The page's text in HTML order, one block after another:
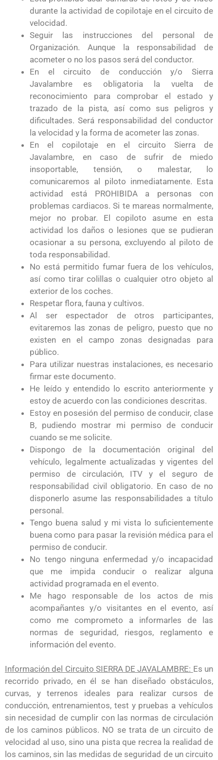
durante la actividad de copilotaje en el circuito de
velocidad.
Seguir las instrucciones del personal de
Organización. Aunque la responsabilidad de
acometer o no los pasos será del conductor.
En el circuito de conducción y/o Sierra
Javalambre es obligatoria la vuelta de
reconocimiento para comprobar el estado y
trazado de la pista, así como sus peligros y
dificultades. Será responsabilidad del conductor
la velocidad y la forma de acometer las zonas.
En el copilotaje en el circuito Sierra de
Javalambre, en caso de sufrir de miedo
insoportable, tensión, o malestar, lo
comunicaremos al piloto inmediatamente. Esta
actividad está PROHIBIDA a personas con
problemas cardiacos. Si te mareas normalmente,
mejor no probar. El copiloto asume en esta
actividad los daños o lesiones que se pudieran
ocasionar a su persona, excluyendo al piloto de
toda responsabilidad.
No está permitido fumar fuera de los vehículos,
así como tirar colillas o cualquier otro objeto al
exterior de los coches.
Respetar flora, fauna y cultivos.
Al ser espectador de otros participantes,
evitaremos las zonas de peligro, puesto que no
existen en el campo zonas designadas para
público.
Para utilizar nuestras instalaciones, es necesario
firmar este documento.
He leído y entendido lo escrito anteriormente y
estoy de acuerdo con las condiciones descritas.
Estoy en posesión del permiso de conducir, clase
B, pudiendo mostrar mi permiso de conducir
cuando se me solicite.
Dispongo de la documentación original del
vehículo, legalmente actualizadas y vigentes del
permiso de circulación, ITV y el seguro de
responsabilidad civil obligatorio. En caso de no
disponerlo asume las responsabilidades a título
personal.
Tengo buena salud y mi vista lo suficientemente
buena como para pasar la revisión médica para el
permiso de conducir.
No tengo ninguna enfermedad y/o incapacidad
que me impida conducir o realizar alguna
actividad programada en el evento.
Me hago responsable de los actos de mis
acompañantes y/o visitantes en el evento, así
como me comprometo a informarles de las
normas de seguridad, riesgos, reglamento e
información del evento.
Información del Circuito SIERRA DE JAVALAMBRE: Es un
recorrido privado, en él se han diseñado obstáculos,
curvas, y terrenos ideales para realizar cursos de
conducción, entrenamientos, test y pruebas a vehículos
sin necesidad de cumplir con las normas de circulación
de los caminos públicos. NO se trata de un circuito de
velocidad al uso, sino una pista que recrea la realidad de
los caminos, sin las medidas de seguridad de un circuito